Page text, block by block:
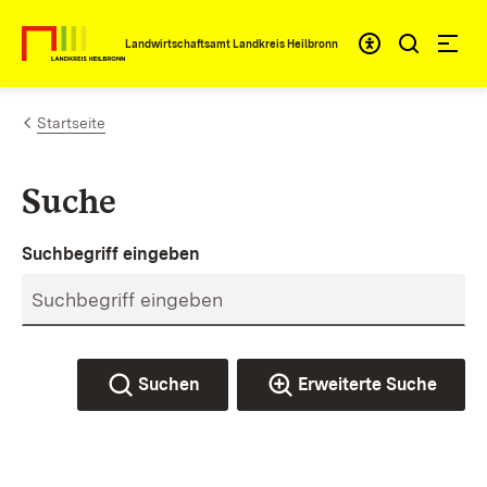
Zum Inhalt springen
Landwirtschaftsamt Landkreis Heilbronn
Startseite
Suche
Suchbegriff eingeben
Suchen Erweiterte Suche